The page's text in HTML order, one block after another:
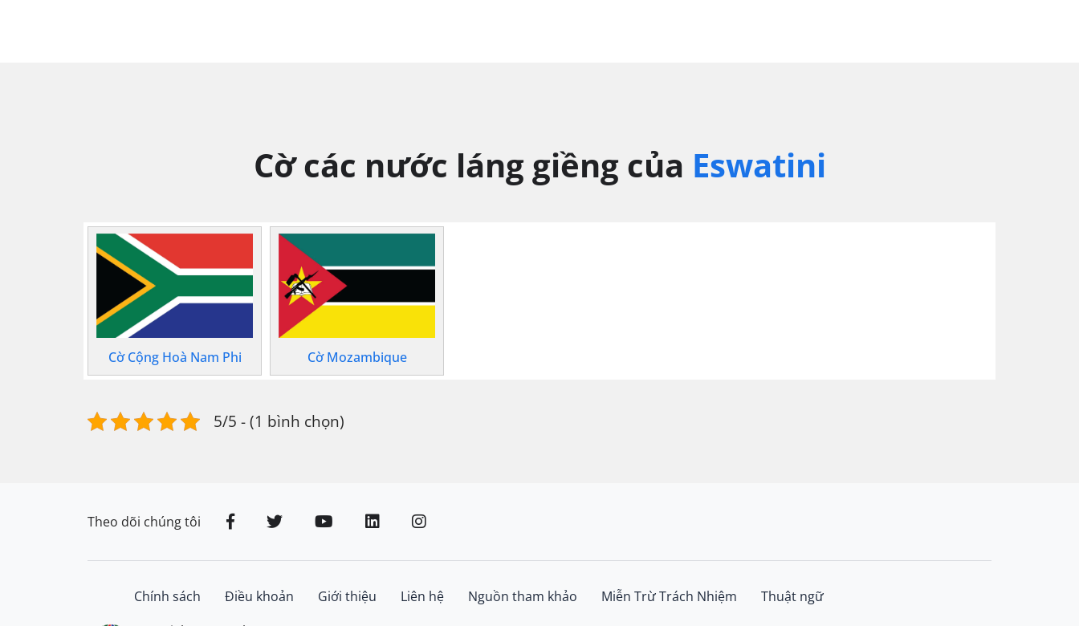
Cờ các nước láng giềng của Eswatini
Cờ Cộng Hoà Nam Phi Cờ Mozambique
5/5 - (1 bình chọn)
Theo dõi chúng tôi
Chính sách Điều khoản Giới thiệu Liên hệ Nguồn tham khảo Miễn Trừ Trách Nhiệm
Thuật ngữ